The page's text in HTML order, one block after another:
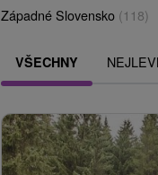
Západné Slovensko (118)
VŠECHNY